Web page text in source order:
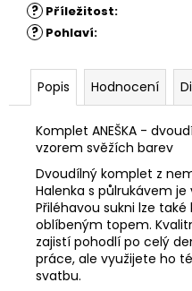
? Příležitost:
? Pohlaví:
Popis Hodnocení
Komplet ANEŠKA -
vzorem svěžích barev
Dvoudílný komplet z
Halenka s půlrukávem
Přiléhavou sukni lze
oblíbeným topem.
zajistí pohodlí po celý
práce, ale využijete ho
svatbu.
880
Kč